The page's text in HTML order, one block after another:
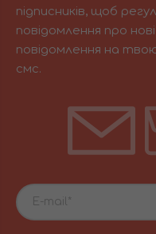
підписників, щоб
повідомлення про
повідомлення на
смс.